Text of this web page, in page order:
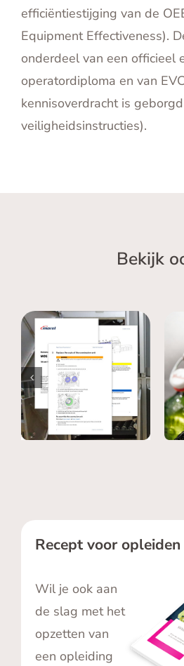
efficiëntiestijging van de
Equipment Effectiveness).
onderdeel van een officieel
operatordiploma en van
kennisoverdracht is
veiligheidsinstructies).
Bekijk
Marel – Kennis
geborgd en
toegankelijk
gemaakt voor
Field Service
Engineers
Recept voor opleiden
Wil je ook aan
de slag met het
opzetten van
een opleiding